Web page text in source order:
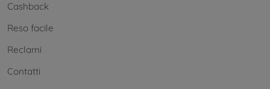
Cashback
Reso facile
Reclami
Contatti